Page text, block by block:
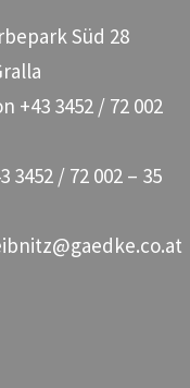
Süd 28
+43 3452 / 72 002
3452 / 72 002 – 35